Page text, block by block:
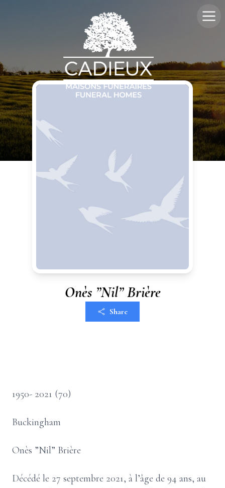
Onès ”Nil” Brière
Share
1950- 2021 (70)
Buckingham
Onès ”Nil” Brière
Décédé le 27 septembre 2021, à l’âge de 94 ans, au